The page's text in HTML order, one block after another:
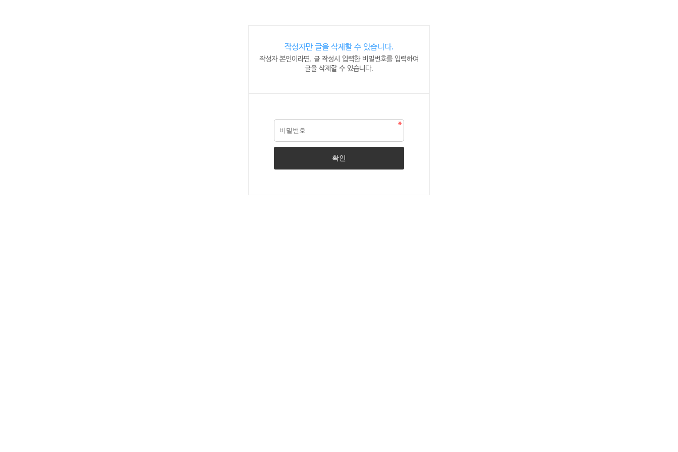
작성자만 글을 삭제할 수 있습니다.
작성자 본인이라면, 글 작성시 입력한 비밀번호를 입력하여
글을 삭제할 수 있습니다.